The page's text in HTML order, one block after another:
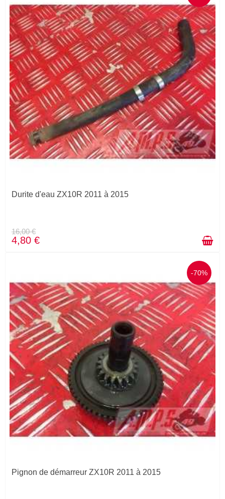
Durite d'eau ZX10R 2011 à 2015
16,00 €
4,80 €
-70%
Pignon de démarreur ZX10R 2011 à 2015